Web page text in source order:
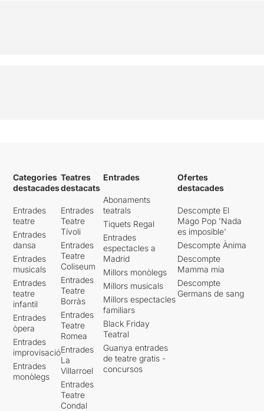
Categories
destacades
Entrades
teatre
Entrades
dansa
Entrades
musicals
Entrades
teatre
infantil
Entrades
òpera
Entrades
improvisació
Entrades
monòlegs
Teatres
destacats
Entrades
Teatre
Tívoli
Entrades
Teatre
Coliseum
Entrades
Teatre
Borràs
Entrades
Teatre
Romea
Entrades
La
Villarroel
Entrades
Teatre
Condal
Entrades
Abonaments
teatrals
Tiquets Regal
Entrades
espectacles a
Madrid
Millors monòlegs
Millors musicals
Millors espectacles
familiars
Black Friday
Teatral
Guanya entrades
de teatre gratis -
concursos
Ofertes
destacades
Descompte El
Mago Pop 'Nada
es imposible'
Descompte Ànima
Descompte
Mamma mia
Descompte
Germans de sang